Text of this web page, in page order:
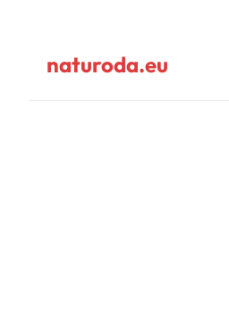
naturoda.eu